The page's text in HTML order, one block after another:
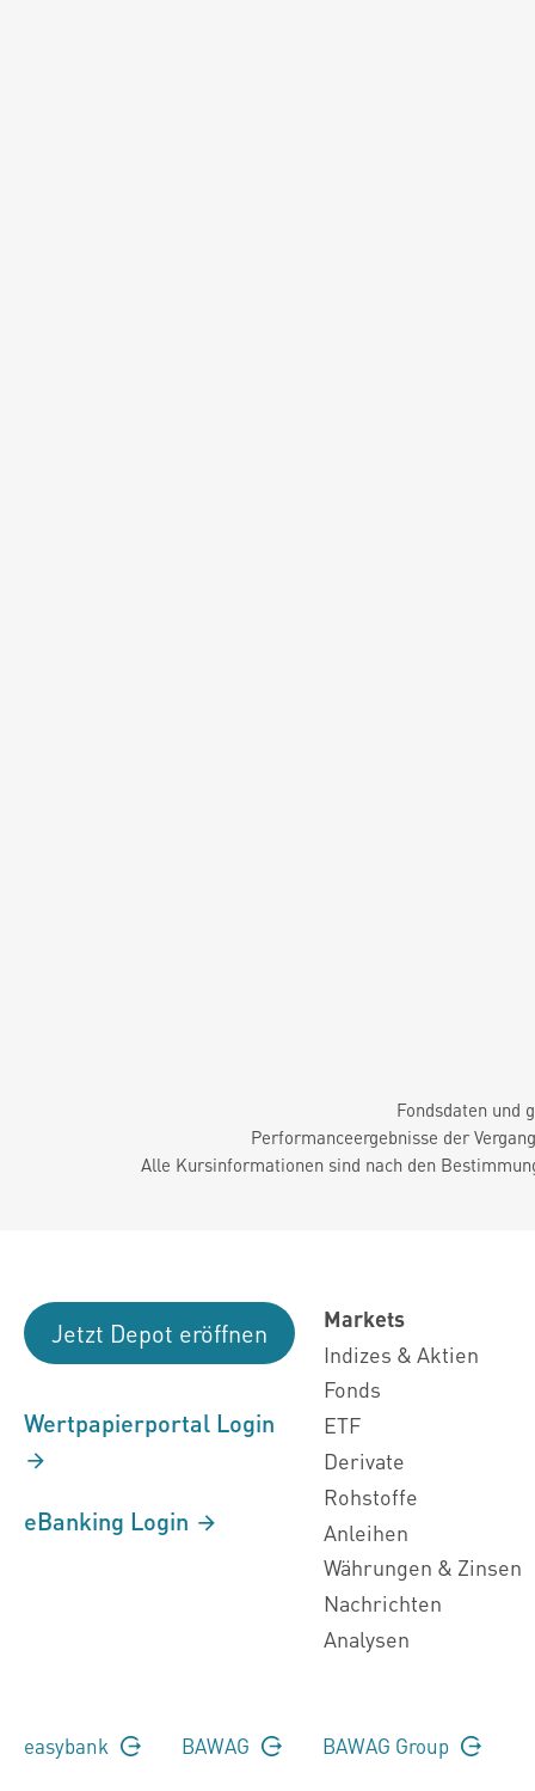
Fondsdaten und
Performanceergebnisse der
Alle Kursinformationen sind nach den
Jetzt Depot eröffnen
Wertpapierportal Login
eBanking Login
Markets
Indizes & Aktien
Fonds
ETF
Derivate
Rohstoffe
Anleihen
Währungen & Zinsen
Nachrichten
Analysen
easybank BAWAG BAWAG Group